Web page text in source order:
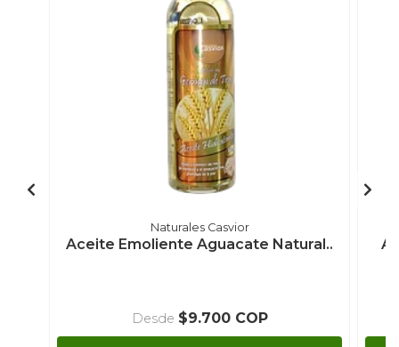
Naturales Casvior
Aceite Emoliente Aguacate Natural..
Desde $9.700 COP